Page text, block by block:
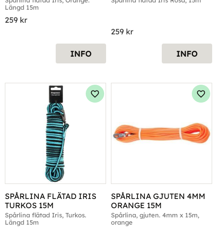
Längd 15m
259 kr
INFO
259 kr
INFO
SPÅRLINA FLÄTAD IRIS
TURKOS 15M
Spårlina flätad Iris, Turkos.
Längd 15m
Lägg till i favoriter
SPÅRLINA GJUTEN 4MM
ORANGE 15M
Spårlina, gjuten. 4mm x 15m,
orange